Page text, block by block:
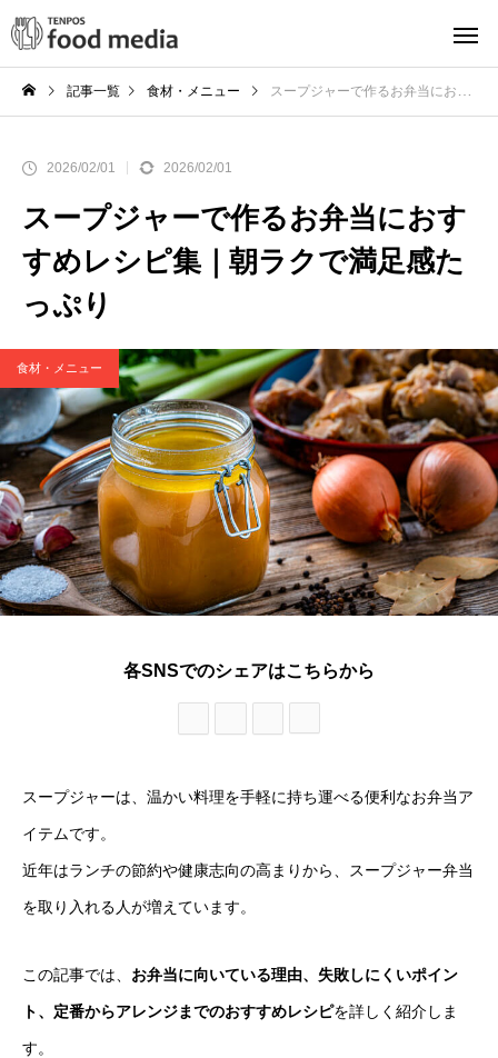
記事一覧 食材・メニュー スープジャーで作るお弁当におすすめレシピ集｜朝ラクで満足感たっぷり
2026/02/01 2026/02/01
スープジャーで作るお弁当におす
すめレシピ集｜朝ラクで満足感た
っぷり
食材・メニュー
各SNSでのシェアはこちらから
スープジャーは、温かい料理を手軽に持ち運べる便利なお弁当ア
イテムです。
近年はランチの節約や健康志向の高まりから、スープジャー弁当
を取り入れる人が増えています。
この記事では、 お弁当に向いている理由、失敗しにくいポイン
ト、定番からアレンジまでのおすすめレシピを詳しく紹介しま
す。